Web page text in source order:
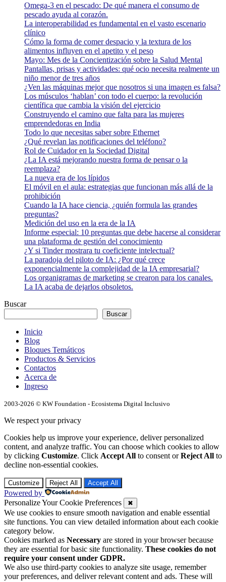
Omega-3 en el pescado: De qué manera el consumo de
pescado ayuda al corazón.
La interoperabilidad es fundamental en el vasto escenario
clínico
Cómo la forma de comer despacio y la textura de los
alimentos influyen en el apetito y el peso
Mayo: Mes de la Concientización sobre la Salud Mental
Pantallas, prisas y actividades: qué ocio necesita realmente un
niño menor de tres años
¿Ven las máquinas mejor que nosotros si una imagen es falsa?
Los músculos ‘hablan’ con todo el cuerpo: la revolución
científica que cambia la visión del ejercicio
Construyendo el camino que falta para las mujeres
emprendedoras en India
Todo lo que necesitas saber sobre Ethernet
¿Qué revelan las notificaciones del teléfono?
Rol de Cuidador en la Sociedad Digital
¿La IA está mejorando nuestra forma de pensar o la
reemplaza?
La nueva era de los lípidos
El móvil en el aula: estrategias que funcionan más allá de la
prohibición
Cuando la IA hace ciencia, ¿quién formula las grandes
preguntas?
Medición del uso en la era de la IA
Informe especial: 10 preguntas que debe hacerse al considerar
una plataforma de gestión del conocimiento
¿Y si Tinder mostrara tu coeficiente intelectual?
La paradoja del piloto de IA: ¿Por qué crece
exponencialmente la complejidad de la IA empresarial?
Los organigramas de marketing se crearon para los canales.
La IA acaba de dejarlos obsoletos.
Buscar
Buscar
Inicio
Blog
Bloques Temáticos
Productos & Servicios
Contactos
Acerca de
Ingreso
2003-2026 © KW Foundation - Ecosistema Digital Inclusivo
We respect your privacy
Cookies help us improve your experience, deliver personalized
content, and analyze traffic. You can choose which cookies to allow
by clicking Customize. Click Accept All to consent orReject All to
decline non-essential cookies.
Customize Reject All Accept All
Powered by
Personalize Your Cookie Preferences
✖
We use cookies to ensure smooth navigation and enable essential
site functions. You can view detailed information about each cookie
category below.
Cookies marked as Necessary are stored in your browser because
they are essential for basic site functionality. These cookies do not
require your consent under GDPR.
We also use third-party cookies to analyze site usage, remember
your preferences, and deliver relevant content and ads. These will